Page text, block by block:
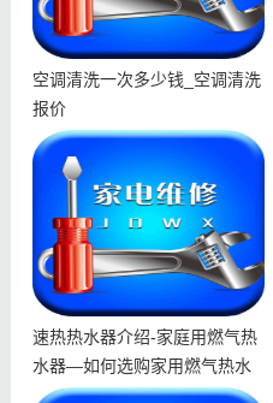
空调清洗一次多少钱_空调清洗
报价
速热热水器介绍-家庭用燃气热
水器—如何选购家用燃气热水
器